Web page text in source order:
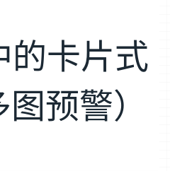
的卡片式
预警）